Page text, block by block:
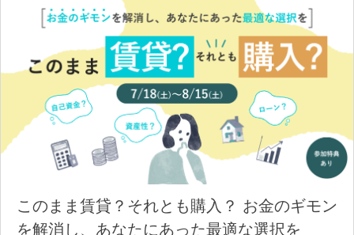
このまま賃貸？それとも購入？ お金のギモン
を解消し、あなたにあった最適な選択を